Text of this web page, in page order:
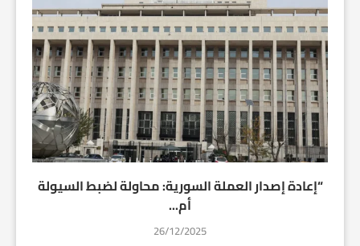
“إعادة إصدار العملة السورية: محاولة لضبط السيولة
أم...
26/12/2025